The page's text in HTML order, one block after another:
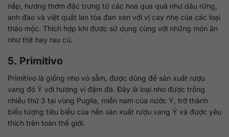
nắp, hương thơm đặc trưng từ các hoa qua quả như dâu rừng,
anh đào và việt quất lan tỏa đan xen với vị cay nhẹ của các loại
thảo mộc. Thích hợp khi được sử dụng cùng với những món ăn
như thịt hay rau củ.
5. Primitivo
Primitivo là giống nho vỏ sẫm, được dùng để sản xuất rượu
vang đỏ Ý với hương vị đậm đà. Đây là loại nho được trồng
nhiều thứ 3 tại vùng Puglia, miền nam của nước Ý, trở thành
biểu tượng tiêu biểu của nền sản xuất rượu vang Ý và được yêu
thích trên toàn thế giới.